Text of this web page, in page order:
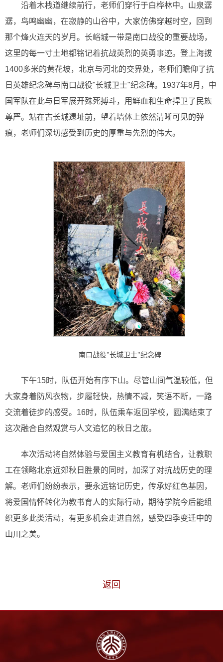
沿着木栈道继续前行，老师们穿行于白桦林中。山泉潺
潺，鸟鸣幽幽，在寂静的山谷中，大家仿佛穿越时空，回到
那个烽火连天的岁月。长峪城一带是南口战役的重要战场，
这里的每一寸土地都铭记着抗战英烈的英勇事迹。登上海拔
1400多米的黄花坡，北京与河北的交界处，老师们瞻仰了抗
日英雄纪念碑与南口战役"长城卫士"纪念碑。1937年8月，中
国军队在此与日军展开殊死搏斗，用鲜血和生命捍卫了民族
尊严。站在古长城遗址前，望着墙体上依然清晰可见的弹
痕，老师们深切感受到历史的厚重与先烈的伟大。
南口战役"长城卫士"纪念碑
下午15时，队伍开始有序下山。尽管山间气温较低，但
大家身着防风衣物，步履轻快，热情不减，笑语不断，一路
交流着徒步的感受。16时，队伍乘车返回学校，圆满结束了
这次融合自然观赏与人文追忆的秋日之旅。
本次活动将自然体验与爱国主义教育有机结合，让教职
工在领略北京远郊秋日胜景的同时，加深了对抗战历史的理
解。老师们纷纷表示，要永远铭记历史，传承好红色基因，
将爱国情怀转化为教书育人的实际行动，期待学院今后能组
织更多此类活动，有更多机会走进自然，感受四季变迁中的
山川之美。
返回